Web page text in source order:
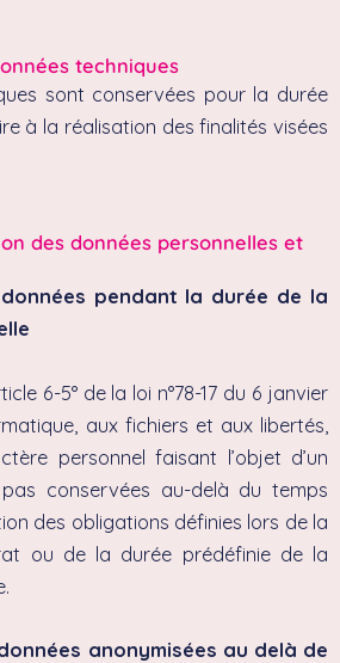
techniques
sont conservées pour la durée
à la réalisation des finalités visées
des données personnelles et
pendant la durée de la
6-5° de la loi n°78-17 du 6 janvier
aux fichiers et aux libertés,
personnel faisant l’objet d’un
conservées au-delà du temps
des obligations définies lors de la
ou de la durée prédéfinie de la
anonymisées au delà de